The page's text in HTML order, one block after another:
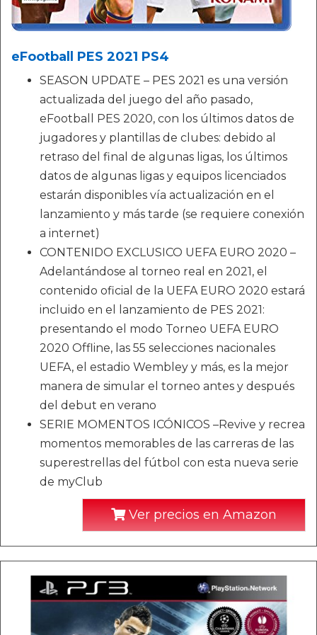
eFootball PES 2021 PS4
SEASON UPDATE – PES 2021 es una versión
actualizada del juego del año pasado,
eFootball PES 2020, con los últimos datos de
jugadores y plantillas de clubes: debido al
retraso del final de algunas ligas, los últimos
datos de algunas ligas y equipos licenciados
estarán disponibles vía actualización en el
lanzamiento y más tarde (se requiere conexión
a internet)
CONTENIDO EXCLUSICO UEFA EURO 2020 –
Adelantándose al torneo real en 2021, el
contenido oficial de la UEFA EURO 2020 estará
incluido en el lanzamiento de PES 2021:
presentando el modo Torneo UEFA EURO
2020 Offline, las 55 selecciones nacionales
UEFA, el estadio Wembley y más, es la mejor
manera de simular el torneo antes y después
del debut en verano
SERIE MOMENTOS ICÓNICOS –Revive y recrea
momentos memorables de las carreras de las
superestrellas del fútbol con esta nueva serie
de myClub
Ver precios en Amazon